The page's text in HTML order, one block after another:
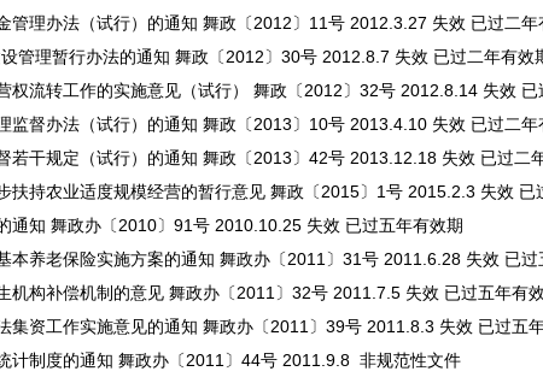
管理办法（试行）的通知 舞政〔2012〕11号 2012.3.27 失效 已过二年
管理暂行办法的通知 舞政〔2012〕30号 2012.8.7 失效 已过二年有效
权流转工作的实施意见（试行） 舞政〔2012〕32号 2012.8.14 失效 已
监督办法（试行）的通知 舞政〔2013〕10号 2013.4.10 失效 已过二年
若干规定（试行）的通知 舞政〔2013〕42号 2013.12.18 失效 已过二
扶持农业适度规模经营的暂行意见 舞政〔2015〕1号 2015.2.3 失效 已
通知 舞政办〔2010〕91号 2010.10.25 失效 已过五年有效期
本养老保险实施方案的通知 舞政办〔2011〕31号 2011.6.28 失效 已过
机构补偿机制的意见 舞政办〔2011〕32号 2011.7.5 失效 已过五年有
集资工作实施意见的通知 舞政办〔2011〕39号 2011.8.3 失效 已过五
计制度的通知 舞政办〔2011〕44号 2011.9.8 非规范性文件